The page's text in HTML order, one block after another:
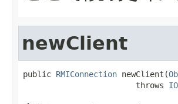
newClient
public RMIConnection newClient(
                        throws